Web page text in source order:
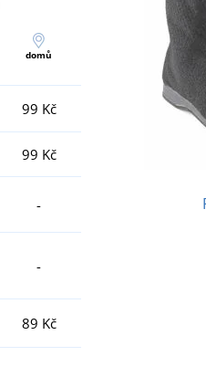
domů
99 Kč
99 Kč
-
-
89 Kč